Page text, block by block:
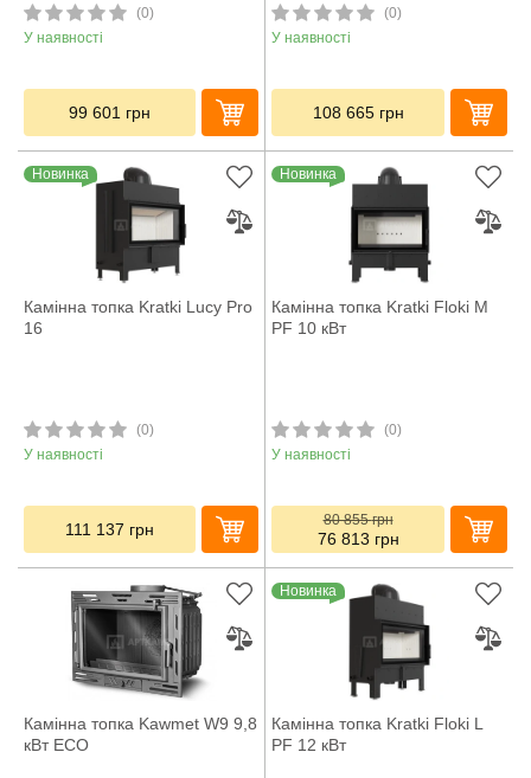
(0)
У наявності
99 601 грн
(0)
У наявності
108 665 грн
Новинка
Камінна топка Kratki Lucy Pro
16
(0)
У наявності
111 137 грн
Новинка
Камінна топка Kratki Floki M
PF 10 кВт
(0)
У наявності
80 855грн
76 813 грн
Камінна топка Kawmet W9 9,8
кВт ECO
Новинка
Камінна топка Kratki Floki L
PF 12 кВт